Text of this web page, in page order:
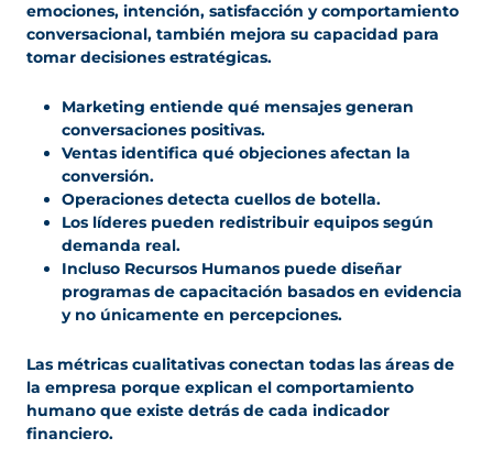
emociones, intención, satisfacción y comportamiento
conversacional, también mejora su capacidad para
tomar decisiones estratégicas.
Marketing entiende qué mensajes generan
conversaciones positivas.
Ventas identifica qué objeciones afectan la
conversión.
Operaciones detecta cuellos de botella.
Los líderes pueden redistribuir equipos según
demanda real.
Incluso Recursos Humanos puede diseñar
programas de capacitación basados en evidencia
y no únicamente en percepciones.
Las métricas cualitativas conectan todas las áreas de
la empresa porque explican el comportamiento
humano que existe detrás de cada indicador
financiero.